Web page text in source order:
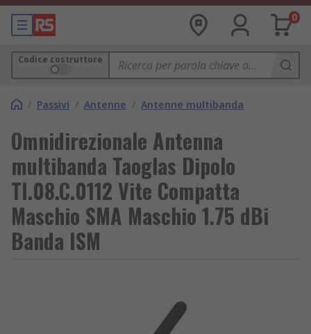
0
Codice costruttore
/ Passivi / Antenne / Antenne multibanda
Omnidirezionale Antenna
multibanda Taoglas Dipolo
TI.08.C.0112 Vite Compatta
Maschio SMA Maschio 1.75 dBi
Banda ISM